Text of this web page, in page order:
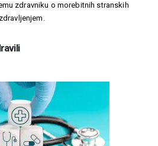
zdravniku o morebitnih stranskih